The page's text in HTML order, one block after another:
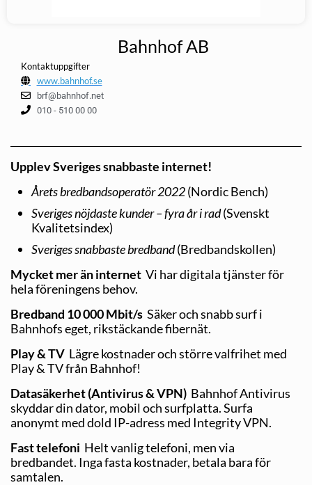
Bahnhof AB
Kontaktuppgifter
www.bahnhof.se
brf@bahnhof.net
010 - 510 00 00
Upplev Sveriges snabbaste internet!
Årets bredbandsoperatör 2022(Nordic Bench)
Sveriges nöjdaste kunder – fyra år i rad(Svenskt
Kvalitetsindex)
Sveriges snabbaste bredband(Bredbandskollen)
Mycket mer än internet Vi har digitala tjänster för
hela föreningens behov.
Bredband 10 000 Mbit/s Säker och snabb surf i
Bahnhofs eget, rikstäckande fibernät.
Play & TV Lägre kostnader och större valfrihet med
Play & TV från Bahnhof!
Datasäkerhet (Antivirus & VPN) Bahnhof Antivirus
skyddar din dator, mobil och surfplatta. Surfa
anonymt med dold IP-adress med Integrity VPN.
Fast telefoni Helt vanlig telefoni, men via
bredbandet. Inga fasta kostnader, betala bara för
samtalen.